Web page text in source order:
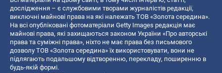
дослідження – є службовими творами журналістів редакції,
виключні майнові права на які належать ТОВ «Золота середина».
На всі опубліковані фотоматеріали Getty Images редакція має
майнові права, які захищаються законом України «Про авторські
права та суміжні права», ніхто не має права без письмового
дозволу ТОВ «Золота середина» їх використовувати, вони не
підлягають подальшому відтворенню, перекладу, поширенню в
будь-якій формі.